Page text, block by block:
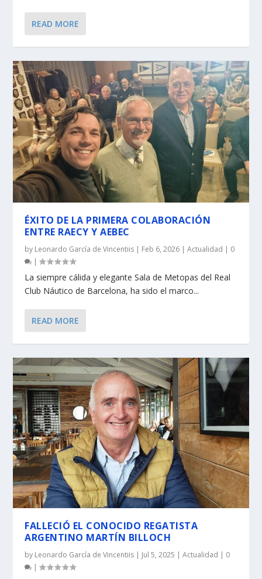
READ MORE
ÉXITO DE LA PRIMERA COLABORACIÓN
ENTRE RAECY Y AEBEC
by Leonardo García de Vincentiis | Feb 6, 2026 |Actualidad | 0
|
La siempre cálida y elegante Sala de Metopas del Real
Club Náutico de Barcelona, ha sido el marco...
READ MORE
FALLECIÓ EL CONOCIDO REGATISTA
ARGENTINO MARTÍN BILLOCH
by Leonardo García de Vincentiis | Jul 5, 2025 |Actualidad | 0
|